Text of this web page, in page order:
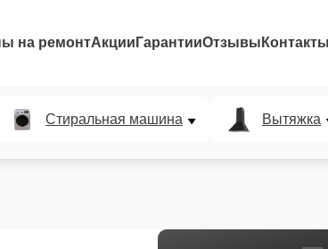
на ремонтАкции ГарантииОтзывы Контакты
Стиральная машина Вытяжка